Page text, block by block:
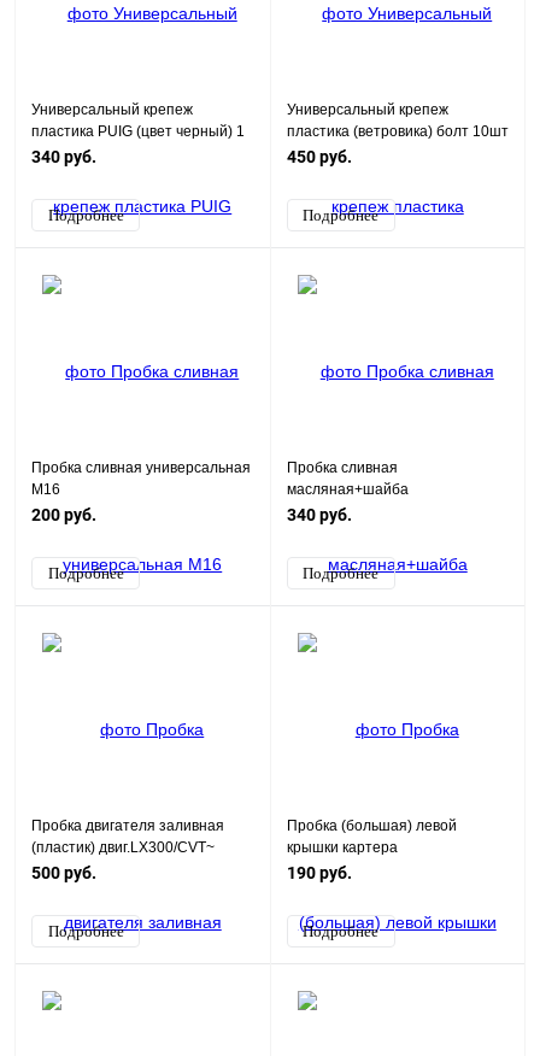
Универсальный крепеж
пластика PUIG (цвет черный) 1
шт
340 руб.
Подробнее
Универсальный крепеж
пластика (ветровика) болт 10шт
(цвет серебристый)
450 руб.
Подробнее
Пробка сливная универсальная
M16
200 руб.
Подробнее
Пробка сливная
масляная+шайба
ZS194MQ(NC450)
340 руб.
Подробнее
Пробка двигателя заливная
(пластик) двиг.LX300/CVT~
500 руб.
Подробнее
Пробка (большая) левой
крышки картера
139FMB,147FMH,152FMH 50-
190 руб.
Подробнее